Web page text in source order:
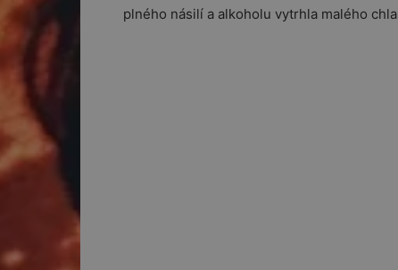
plného násilí a alkoholu vytrhla malého